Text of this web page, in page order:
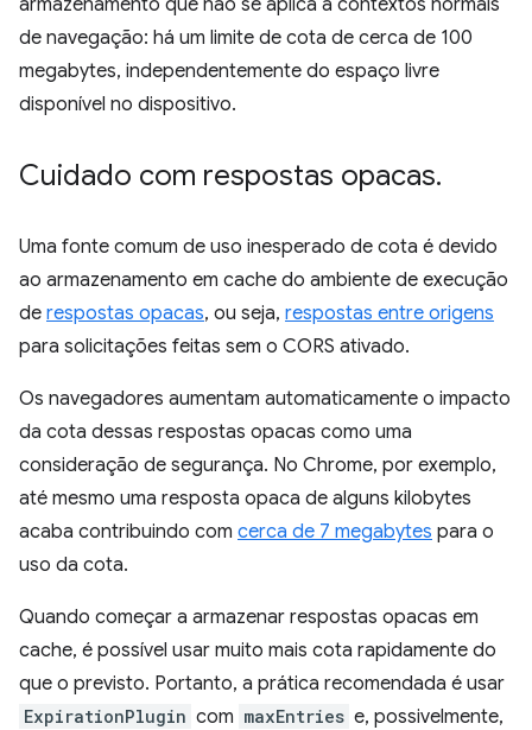
armazenamento que não se aplica a contextos normais
de navegação: há um limite de cota de cerca de 100
megabytes, independentemente do espaço livre
disponível no dispositivo.
Cuidado com respostas opacas.
Uma fonte comum de uso inesperado de cota é devido
ao armazenamento em cache do ambiente de execução
de respostas opacas, ou seja, respostas entre origens
para solicitações feitas sem o CORS ativado.
Os navegadores aumentam automaticamente o impacto
da cota dessas respostas opacas como uma
consideração de segurança. No Chrome, por exemplo,
até mesmo uma resposta opaca de alguns kilobytes
acaba contribuindo com cerca de 7 megabytes para o
uso da cota.
Quando começar a armazenar respostas opacas em
cache, é possível usar muito mais cota rapidamente do
que o previsto. Portanto, a prática recomendada é usar
ExpirationPlugin com maxEntries e, possivelmente,